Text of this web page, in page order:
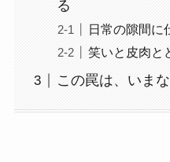
る
日常の隙間に
笑いと皮肉と
この罠は、いま